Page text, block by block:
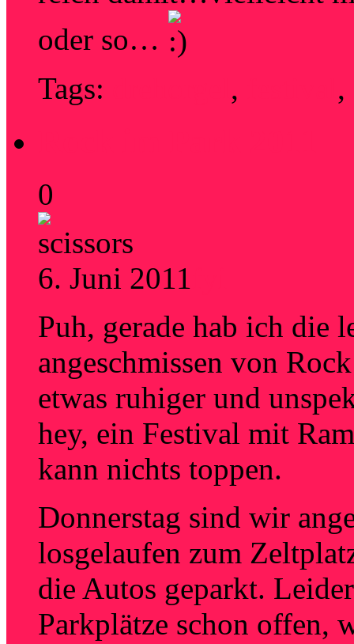
oder so…
Tags:
, ,
0
6. Juni 2011
Puh, gerade hab ich die
angeschmissen von
etwas ruhiger und
hey, ein Festival mit
kann nichts toppen.
Donnerstag sind wir
losgelaufen zum
die Autos geparkt.
Parkplätze schon offen,